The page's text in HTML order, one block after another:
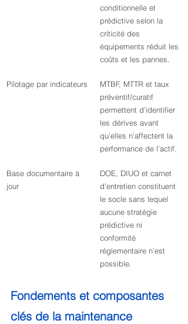
conditionnelle et
prédictive selon la
criticité des
équipements réduit les
coûts et les pannes.
Pilotage par indicateurs
MTBF, MTTR et taux
préventif/curatif
permettent d’identifier
les dérives avant
qu’elles n’affectent la
performance de l’actif.
Base documentaire à
jour
DOE, DIUO et carnet
d’entretien constituent
le socle sans lequel
aucune stratégie
prédictive ni
conformité
réglementaire n’est
possible.
Fondements et composantes
clés de la maintenance